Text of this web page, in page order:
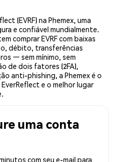
(EVRF) na Phemex, uma
e confiável mundialmente.
comprar EVRF com baixas
débito, transferências
— sem mínimo, sem
de dois fatores (2FA),
anti-phishing, a Phemex é o
e o melhor lugar
uma conta
com seu e-mail para